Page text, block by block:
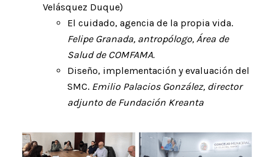
Velásquez Duque)
El cuidado, agencia de la propia vida.
Felipe Granada, antropólogo, Área de
Salud de COMFAMA.
Diseño, implementación y evaluación del
SMC. Emilio Palacios González, director
adjunto de Fundación Kreanta